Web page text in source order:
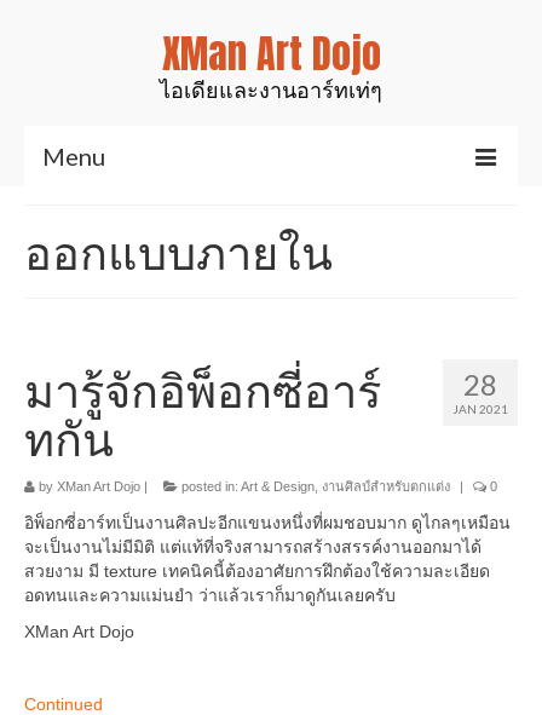
XMan Art Dojo
ไอเดียและงานอาร์ทเท่ๆ
Menu
Art & Design
สินค้าของเรา
งานเรซิ่นเคลือบไม้
รูปปั้นสัตว์ต่างๆ
อื่นๆ
ออกแบบภายใน
28
JAN 2021
มารู้จักอิพ็อกซี่อาร์
ทกัน
by XMan Art Dojo | posted in: Art & Design งานศิลป์สำหรับตกแต่ง | 0
อิพ็อกซี่อาร์ทเป็นงานศิลปะอีกแขนงหนึ่งที่ผมชอบมาก ดูไกลๆเหมือน
จะเป็นงานไม่มีมิติ แต่แท้ที่จริงสามารถสร้างสรรค์งานออกมาได้
สวยงาม มี texture เทคนิคนี้ต้องอาศัยการฝึกต้องใช้ความละเอียด
อดทนและความแม่นยำ ว่าแล้วเราก็มาดูกันเลยครับ
XMan Art Dojo
Continued